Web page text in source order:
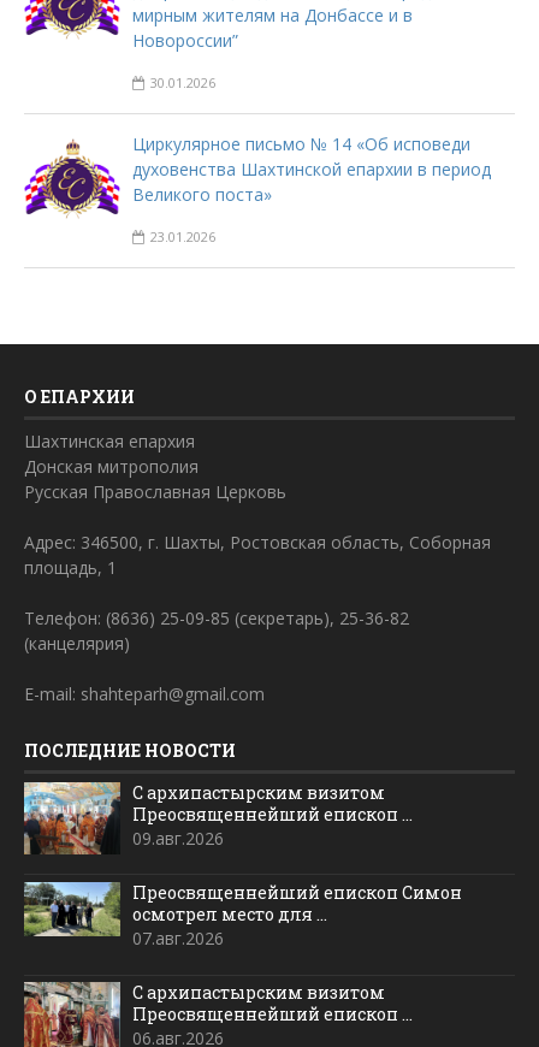
мирным жителям на Донбассе и в
Новороссии”
30.01.2026
Циркулярное письмо № 14 «Об исповеди
духовенства Шахтинской епархии в период
Великого поста»
23.01.2026
О ЕПАРХИИ
Шахтинская епархия
Донская митрополия
Русская Православная Церковь
Адрес: 346500, г. Шахты, Ростовская область, Соборная
площадь, 1
Телефон: (8636) 25-09-85 (секретарь), 25-36-82
(канцелярия)
E-mail: shahteparh@gmail.com
ПОСЛЕДНИЕ НОВОСТИ
С архипастырским визитом
Преосвященнейший епископ ...
09.авг.2026
Преосвященнейший епископ Симон
осмотрел место для ...
07.авг.2026
С архипастырским визитом
Преосвященнейший епископ ...
06.авг.2026